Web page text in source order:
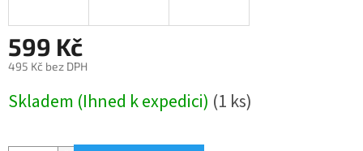
599 Kč
495 Kč bez DPH
cena:
Skladem (Ihned k expedici) (1 ks)